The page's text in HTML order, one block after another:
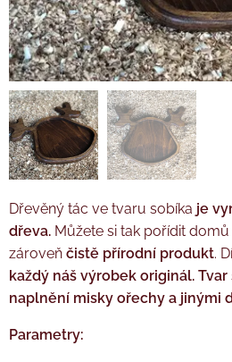
Dřevěný tác ve tvaru sobíka je
dřeva. Můžete si tak pořídit
zároveň čistě přírodní produkt.
každý náš výrobek originál.
naplnění misky ořechy a jinými
Parametry: